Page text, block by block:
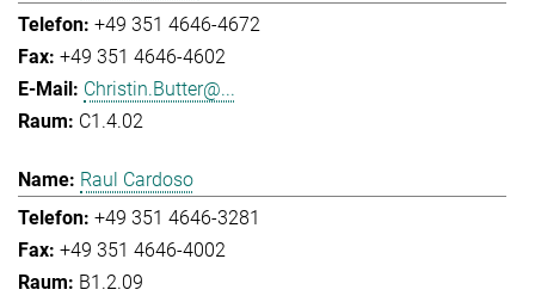
+49 351 4646-4672
+49 351 4646-4602
Christin.Butter@...
C1.4.02
Raul Cardoso
+49 351 4646-3281
+49 351 4646-4002
B1.2.09